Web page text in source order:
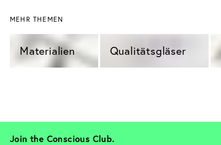
MEHR THEMEN
Materialien Qualitätsgläser
Join the Conscious Club.